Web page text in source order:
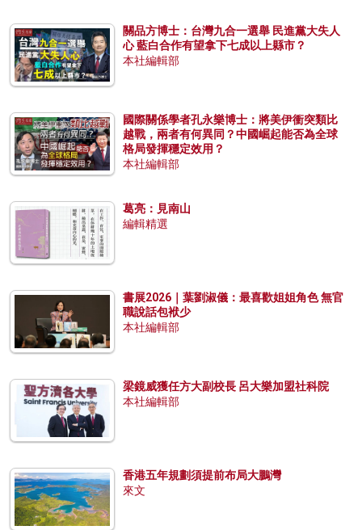
關品方博士：台灣九合一選舉 民進黨大失人
心 藍白合作有望拿下七成以上縣市？
本社編輯部
國際關係學者孔永樂博士：將美伊衝突類比
越戰，兩者有何異同？中國崛起能否為全球
格局發揮穩定效用？
本社編輯部
葛亮：見南山
編輯精選
書展2026｜葉劉淑儀：最喜歡姐姐角色 無官
職說話包袱少
本社編輯部
梁鏡威獲任方大副校長 呂大樂加盟社科院
本社編輯部
香港五年規劃須提前布局大鵬灣
來文